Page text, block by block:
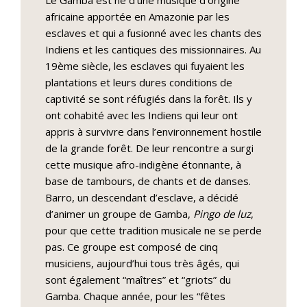
africaine apportée en Amazonie par les
esclaves et qui a fusionné avec les chants des
Indiens et les cantiques des missionnaires. Au
19ème siècle, les esclaves qui fuyaient les
plantations et leurs dures conditions de
captivité se sont réfugiés dans la forêt. Ils y
ont cohabité avec les Indiens qui leur ont
appris à survivre dans l’environnement hostile
de la grande forêt. De leur rencontre a surgi
cette musique afro-indigène étonnante, à
base de tambours, de chants et de danses.
Barro, un descendant d’esclave, a décidé
d’animer un groupe de Gamba, Pingo de luz,
pour que cette tradition musicale ne se perde
pas. Ce groupe est composé de cinq
musiciens, aujourd’hui tous très âgés, qui
sont également “maîtres” et “griots” du
Gamba. Chaque année, pour les “fêtes